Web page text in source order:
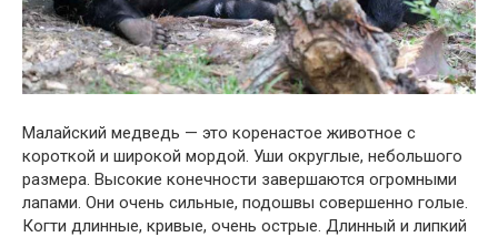
Малайский медведь — это коренастое животное с
короткой и широкой мордой. Уши округлые, небольшого
размера. Высокие конечности завершаются огромными
лапами. Они очень сильные, подошвы совершенно голые.
Когти длинные, кривые, очень острые. Длинный и липкий